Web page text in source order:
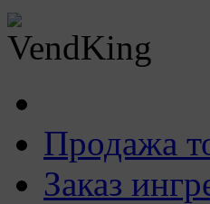
Продажа
Заказ